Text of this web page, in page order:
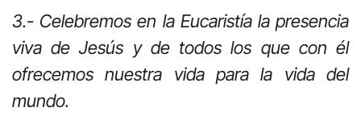
3.- Celebremos en la Eucaristía la presencia
viva de Jesús y de todos los que con él
ofrecemos nuestra vida para la vida del
mundo.